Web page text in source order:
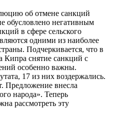
об отмене санкций
обусловлено негативным
в сфере сельского
одними из наиболее
Подчеркивается, что в
Кипра снятие санкций с
особенно важны.
17 из них воздержались.
Предложение внесла
народа». Теперь
рассмотреть эту